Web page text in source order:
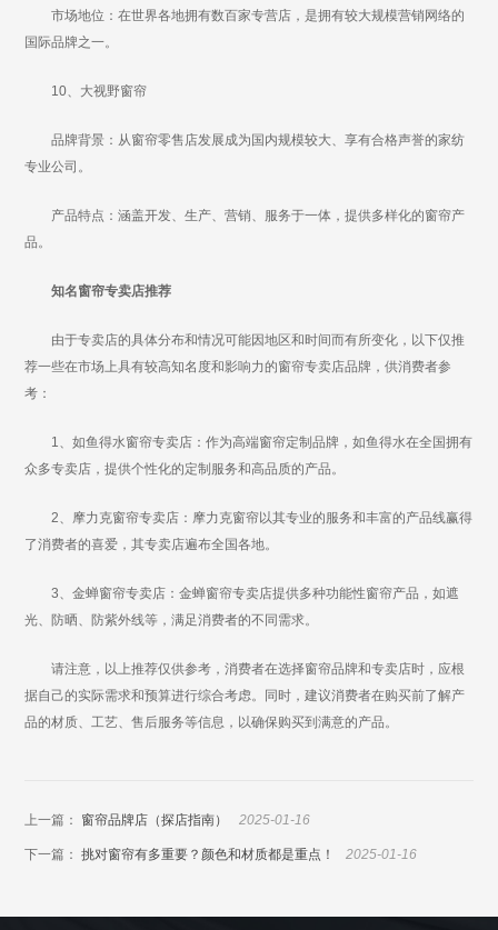
市场地位：在世界各地拥有数百家专营店，是拥有较大规模营销网络的
国际品牌之一。
10、大视野窗帘
品牌背景：从窗帘零售店发展成为国内规模较大、享有合格声誉的家纺
专业公司。
产品特点：涵盖开发、生产、营销、服务于一体，提供多样化的窗帘产
品。
知名窗帘专卖店推荐
由于专卖店的具体分布和情况可能因地区和时间而有所变化，以下仅推
荐一些在市场上具有较高知名度和影响力的窗帘专卖店品牌，供消费者参
考：
1、如鱼得水窗帘专卖店：作为高端窗帘定制品牌，如鱼得水在全国拥有
众多专卖店，提供个性化的定制服务和高品质的产品。
2、摩力克窗帘专卖店：摩力克窗帘以其专业的服务和丰富的产品线赢得
了消费者的喜爱，其专卖店遍布全国各地。
3、金蝉窗帘专卖店：金蝉窗帘专卖店提供多种功能性窗帘产品，如遮
光、防晒、防紫外线等，满足消费者的不同需求。
请注意，以上推荐仅供参考，消费者在选择窗帘品牌和专卖店时，应根
据自己的实际需求和预算进行综合考虑。同时，建议消费者在购买前了解产
品的材质、工艺、售后服务等信息，以确保购买到满意的产品。
上一篇： 窗帘品牌店（探店指南） 2025-01-16
下一篇：挑对窗帘有多重要？颜色和材质都是重点！ 2025-01-16